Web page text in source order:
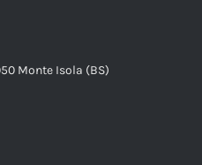
Monte Isola (BS)